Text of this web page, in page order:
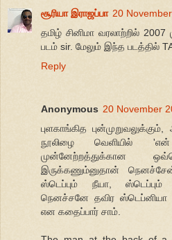
சூரியா இராஜப்பா 20
தமிழ் சினிமா வரலாற்றில்
படம் sir. மேலும் இந்த படத்தில்
Reply
Anonymous 20 November
புளகாங்கித
நூலிழை வெளியில்
முன்னேற்றத்துக்கான
இருக்கணும்னுதான்
ஸ்டெப்பும் நீயா,
நெனச்சனே தவிர
என கதைப்பார் சாம்.